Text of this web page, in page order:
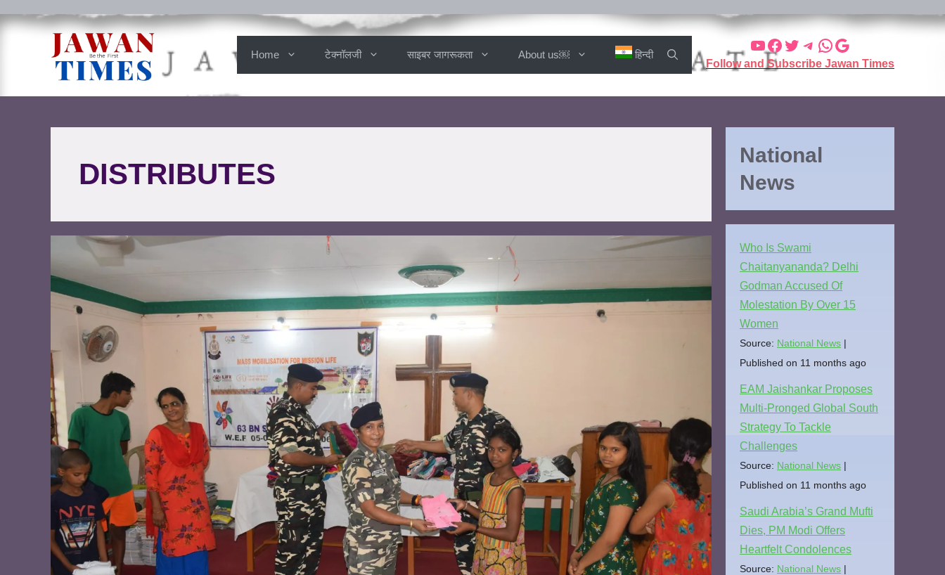
Home टेक्नॉलजी साइबर जागरूकता About us￼ हिन्दी
Follow and Subscribe Jawan Times
DISTRIBUTES
National
News
Who Is Swami
Chaitanyananda? Delhi
Godman Accused Of
Molestation By Over 15
Women
Source: National News
Published on 11 months ago
EAM Jaishankar Proposes
Multi-Pronged Global South
Strategy To Tackle
Challenges
Source: National News
Published on 11 months ago
Saudi Arabia’s Grand Mufti
Dies, PM Modi Offers
Heartfelt Condolences
Source: National News